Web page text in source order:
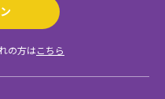
の方はこちら